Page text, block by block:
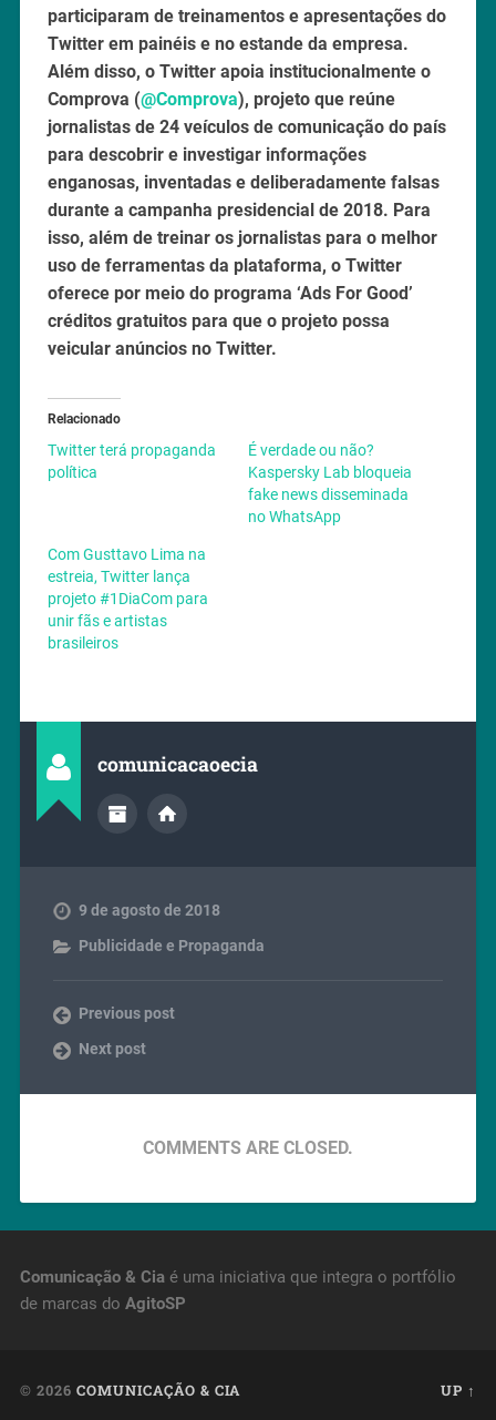
participaram de treinamentos e apresentações do
Twitter em painéis e no estande da empresa.
Além disso, o Twitter apoia institucionalmente o
Comprova (@Comprova), projeto que reúne
jornalistas de 24 veículos de comunicação do país
para descobrir e investigar informações
enganosas, inventadas e deliberadamente falsas
durante a campanha presidencial de 2018. Para
isso, além de treinar os jornalistas para o melhor
uso de ferramentas da plataforma, o Twitter
oferece por meio do programa ‘Ads For Good’
créditos gratuitos para que o projeto possa
veicular anúncios no Twitter.
Relacionado
Twitter terá propaganda
política
É verdade ou não?
Kaspersky Lab bloqueia
fake news disseminada
no WhatsApp
Com Gusttavo Lima na
estreia, Twitter lança
projeto #1DiaCom para
unir fãs e artistas
brasileiros
comunicacaoecia
9 de agosto de 2018
Publicidade e Propaganda
Previous post
Next post
COMMENTS ARE CLOSED.
Comunicação & Ciaé uma iniciativa que integra o portfólio
de marcas do AgitoSP
© 2026 COMUNICAÇÃO & CIA UP ↑